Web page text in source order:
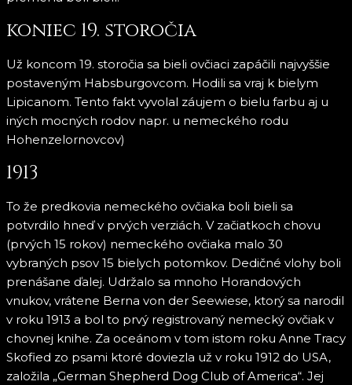
koniec 19. storočia
Už koncom 19. storočia sa bieli ovčiaci zapáčili najvyššie
postaveným Habsburgovcom. Hodili sa vraj k bielym
Lipicanom. Tento fakt vyvolal záujem o bielu farbu aj u
iných mocných rodov napr. u nemeckého rodu
Hohenzelornovcov)
1913
To že predkovia nemeckého ovčiaka boli bieli sa
potvrdilo hneď v prvých verziách. V začiatkoch chovu
(prvých 15 rokov) nemeckého ovčiaka malo 30
vybraných psov 15 bielych potomkov. Dedičné vlohy boli
prenášane ďalej. Udržalo sa mnoho Horandových
vnukov, vrátene Berna von der Seewiese, ktorý sa narodil
v roku 1913 a bol to prvý registrovaný nemecký ovčiak v
chovnej knihe. Za oceánom v tom istom roku Anne Tracy
Skofied zo psami ktoré doviezla už v roku 1912 do USA,
založila „German Shepherd Dog Club of America“. Jej